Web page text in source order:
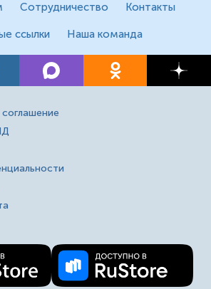
Сотрудничество Контакты
ссылки Наша команда